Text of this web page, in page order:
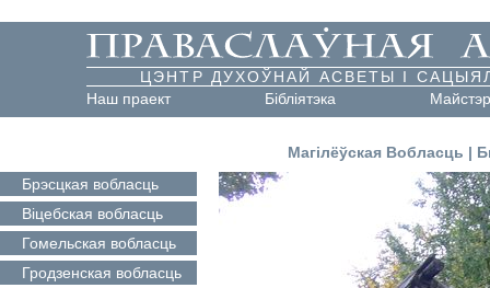
ЦЭНТР ДУХОЎНАЙ АСВЕТЫ І
Наш праект
Бібліятэка
Магілёўская Вобласць |
Брэсцкая вобласць
Віцебская вобласць
Гомельская вобласць
Гродзенская вобласць